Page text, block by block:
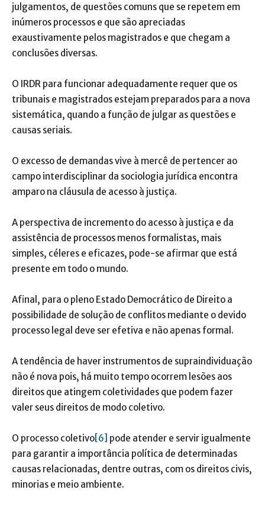
julgamentos, de questões comuns que se repetem em
inúmeros processos e que são apreciadas
exaustivamente pelos magistrados e que chegam a
conclusões diversas.
O IRDR para funcionar adequadamente requer que os
tribunais e magistrados estejam preparados para a nova
sistemática, quando a função de julgar as questões e
causas seriais.
O excesso de demandas vive à mercê de pertencer ao
campo interdisciplinar da sociologia jurídica encontra
amparo na cláusula de acesso à justiça.
A perspectiva de incremento do acesso à justiça e da
assistência de processos menos formalistas, mais
simples, céleres e eficazes, pode-se afirmar que está
presente em todo o mundo.
Afinal, para o pleno Estado Democrático de Direito a
possibilidade de solução de conflitos mediante o devido
processo legal deve ser efetiva e não apenas formal.
A tendência de haver instrumentos de supraindividuação
não é nova pois, há muito tempo ocorrem lesões aos
direitos que atingem coletividades que podem fazer
valer seus direitos de modo coletivo.
O processo coletivo[6] pode atender e servir igualmente
para garantir a importância política de determinadas
causas relacionadas, dentre outras, com os direitos civis,
minorias e meio ambiente.